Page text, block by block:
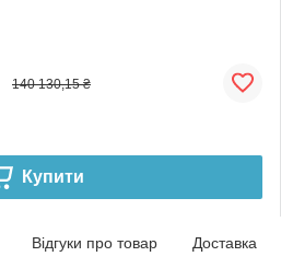
140 130,15 ₴
Купити
Відгуки про товар Доставка